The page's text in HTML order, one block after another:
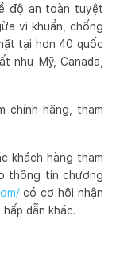
độ an toàn tuyệt
vi khuẩn, chống
tại hơn 40 quốc
như Mỹ, Canada,
chính hãng, tham
khách hàng tham
thông tin chương
có cơ hội nhận
dẫn khác.